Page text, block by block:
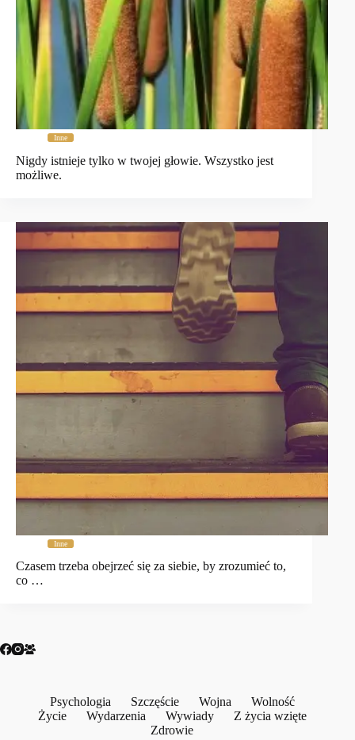
Inne
Nigdy istnieje tylko w twojej głowie. Wszystko jest
możliwe.
Inne
Czasem trzeba obejrzeć się za siebie, by zrozumieć to,
co …
Psychologia Szczęście Wojna
Wolność
Życie
Wydarzenia Wywiady
Z życia wzięte
Zdrowie